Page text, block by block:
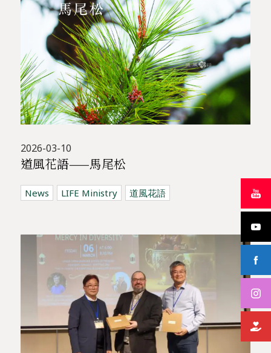
2026-03-10
道風花語——馬尾松
News LIFE Ministry 道風花語